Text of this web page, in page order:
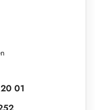
01